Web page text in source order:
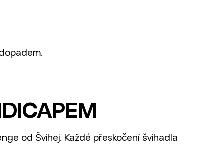
od Švihej. Každé přeskočení švihadla